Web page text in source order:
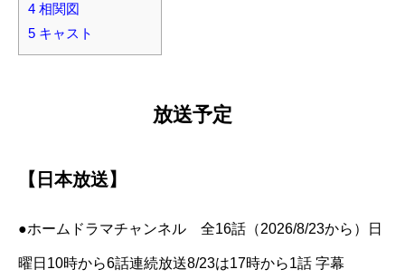
4 相関図
5 キャスト
放送予定
【日本放送】
●ホームドラマチャンネル 全16話（2026/8/23から）日
曜日10時から6話連続放送8/23は17時から1話 字幕